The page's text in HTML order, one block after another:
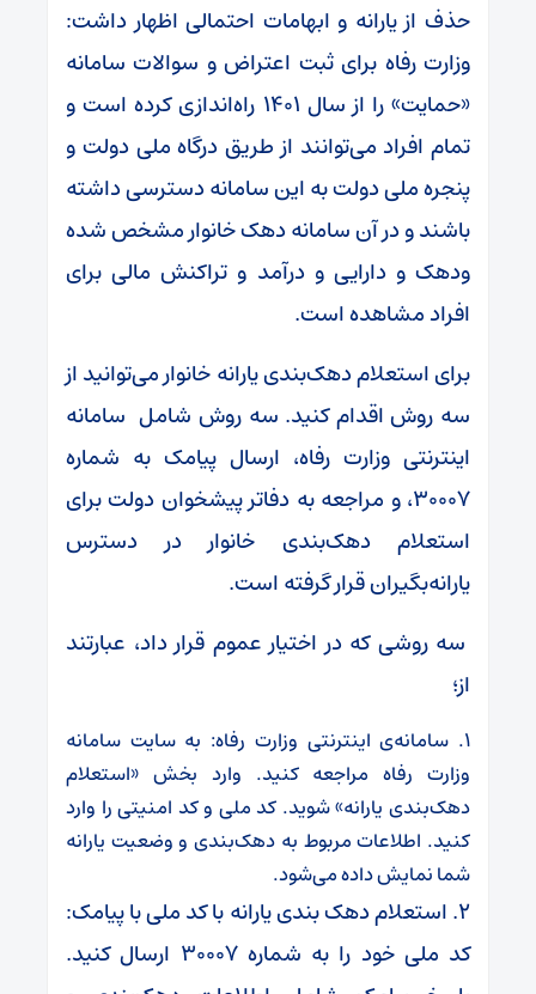
حذف از یارانه و ابهامات احتمالی اظهار داشت:
وزارت رفاه برای ثبت اعتراض و سوالات سامانه
«حمایت» را از سال ۱۴۰۱ راه‌اندازی کرده‌ است و
تمام افراد می‌توانند از طریق درگاه ملی دولت و
پنجره ملی دولت به این سامانه دسترسی داشته
باشند و در آن سامانه دهک خانوار مشخص شده
ودهک و دارایی و درآمد و تراکنش مالی برای
افراد مشاهده است.
برای استعلام دهک‌بندی یارانه خانوار می‌توانید از
سه روش اقدام کنید. سه روش شامل سامانه
اینترنتی وزارت رفاه، ارسال پیامک به شماره
۳۰۰۰۷، و مراجعه به دفاتر پیشخوان دولت برای
استعلام دهک‌بندی خانوار در دسترس
یارانه‌بگیران قرار گرفته است.
سه روشی که در اختیار عموم قرار داد، عبارتند
از؛
۱. سامانه‌ی اینترنتی وزارت رفاه: به سایت سامانه
وزارت رفاه مراجعه کنید. وارد بخش «استعلام
دهک‌بندی یارانه» شوید. کد ملی و کد امنیتی را وارد
کنید. اطلاعات مربوط به دهک‌بندی و وضعیت یارانه
شما نمایش داده می‌شود.
۲. استعلام دهک بندی یارانه با کد ملی با پیامک:
کد ملی خود را به شماره ۳۰۰۰۷ ارسال کنید.